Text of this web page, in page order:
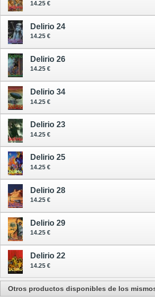
14.25 €
Delirio 24
14.25 €
Delirio 26
14.25 €
Delirio 34
14.25 €
Delirio 23
14.25 €
Delirio 25
14.25 €
Delirio 28
14.25 €
Delirio 29
14.25 €
Delirio 22
14.25 €
Otros productos disponibles de los